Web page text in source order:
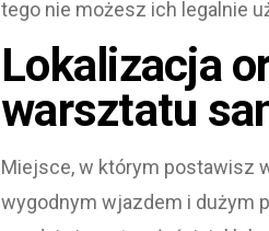
tego nie możesz ich legalnie
Lokalizacja
warsztatu
Miejsce, w którym postawisz
wygodnym wjazdem i dużym